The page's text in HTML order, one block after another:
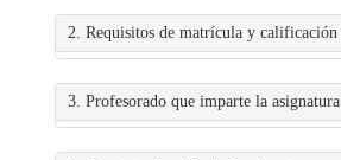
2. Requisitos de matrícula y calificación
3. Profesorado que imparte la asignatura